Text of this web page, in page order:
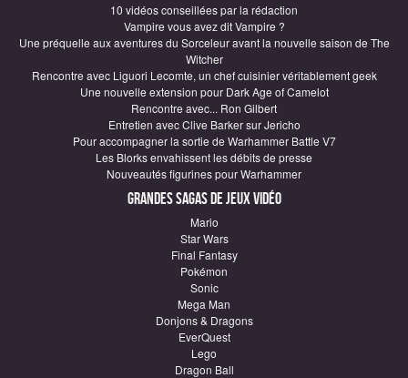
10 vidéos conseillées par la rédaction
Vampire vous avez dit Vampire ?
Une préquelle aux aventures du Sorceleur avant la nouvelle saison de The
Witcher
Rencontre avec Liguori Lecomte, un chef cuisinier véritablement geek
Une nouvelle extension pour Dark Age of Camelot
Rencontre avec... Ron Gilbert
Entretien avec Clive Barker sur Jericho
Pour accompagner la sortie de Warhammer Battle V7
Les Blorks envahissent les débits de presse
Nouveautés figurines pour Warhammer
Grandes sagas de Jeux vidéo
Mario
Star Wars
Final Fantasy
Pokémon
Sonic
Mega Man
Donjons & Dragons
EverQuest
Lego
Dragon Ball